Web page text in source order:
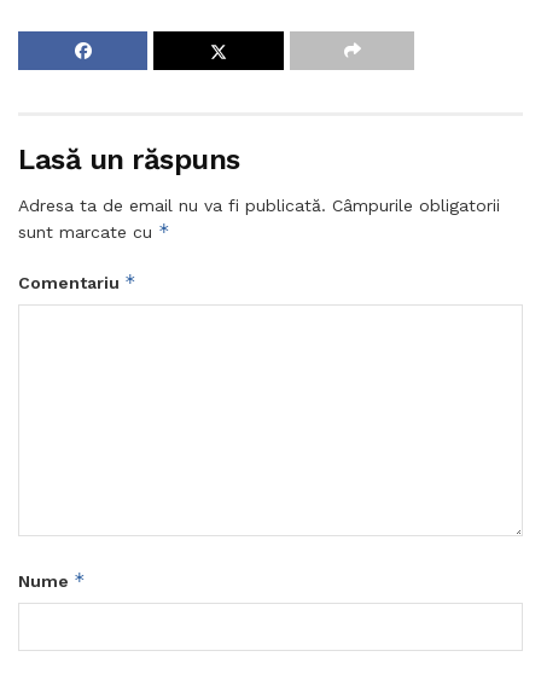
Lasă un răspuns
Adresa ta de email nu va fi publicată. Câmpurile obligatorii
sunt marcate cu *
Comentariu *
Nume *